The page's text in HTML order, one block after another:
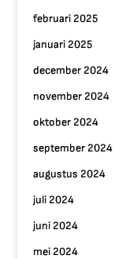
februari 2025
januari 2025
december 2024
november 2024
oktober 2024
september 2024
augustus 2024
juli 2024
juni 2024
mei 2024